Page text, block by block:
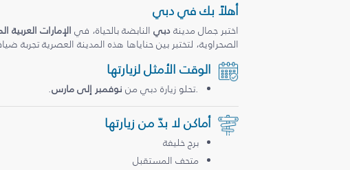
أهلاً بك في دبي
اختبر جمال مدينةدبي النابضة بالحياة، في الإمارات العربية
الصحراوية، لتختبر بين حناياها هذه المدينة العصرية تجربة
الوقت الأمثل لزيارتها
.تحلو زيارة دبي من نوفمبر إلى مارس.
أماكن لا بدّ من زيارتها
برج خليفة
متحف المستقبل